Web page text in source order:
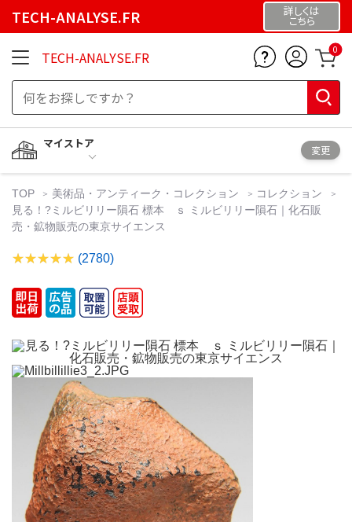
TECH-ANALYSE.FR 詳しくは
こちら
TECH-ANALYSE.FR 0
マイストア
変更
TOP 美術品・アンティーク・コレクション
コレクション
見る！?ミルビリリー隕石 標本 ｓ ミルビリリー隕石｜化石販
売・鉱物販売の東京サイエンス
(2780)